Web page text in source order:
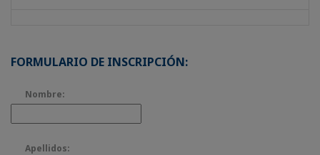
FORMULARIO DE INSCRIPCIÓN:
Nombre:
Apellidos: